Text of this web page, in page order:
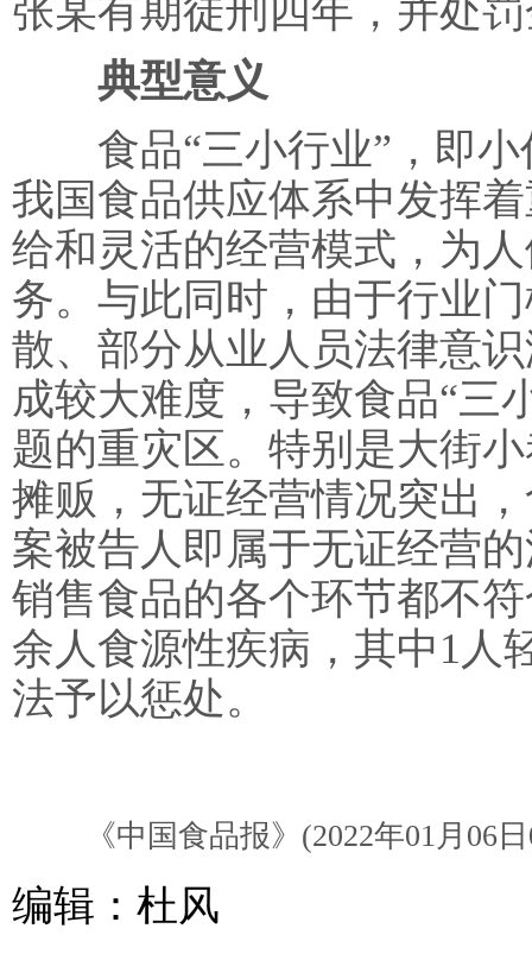
张某有期徒刑四年，并处
典型意义
食品“三小行业”，即小
我国食品供应体系中发挥
给和灵活的经营模式，为
务。与此同时，由于行业
散、部分从业人员法律意
成较大难度，导致食品“三
题的重灾区。特别是大街
摊贩，无证经营情况突出
案被告人即属于无证经营
销售食品的各个环节都不
余人食源性疾病，其中1人
法予以惩处。
《中国食品报》(2022年01月06
编辑：杜风